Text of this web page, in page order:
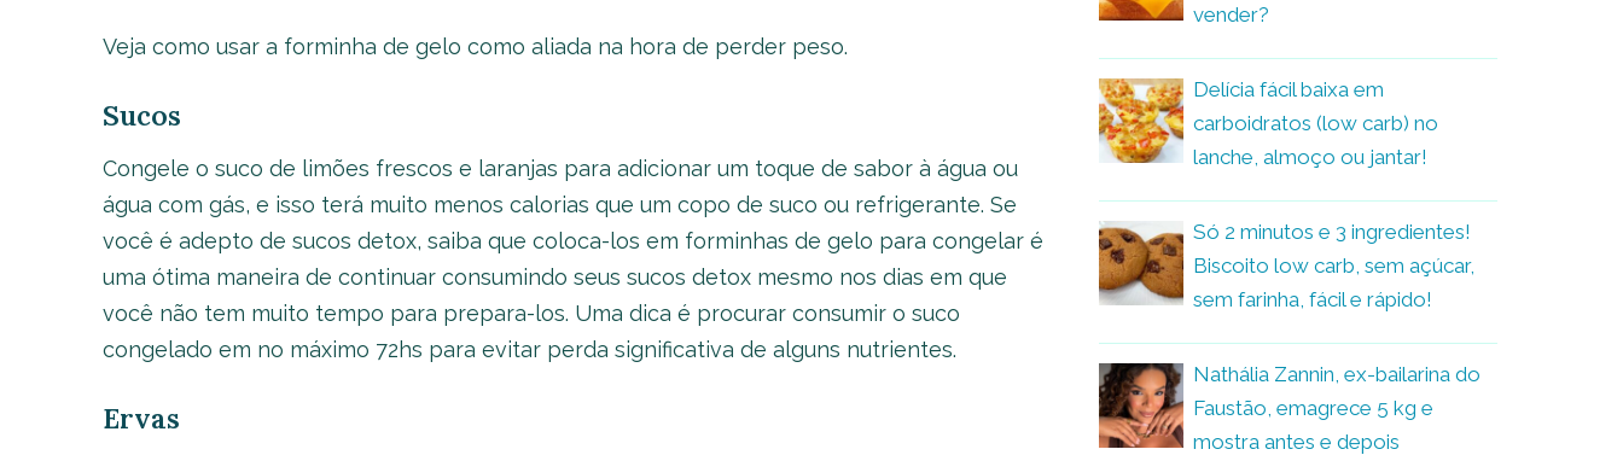
Veja como usar a forminha de gelo como aliada na hora de perder peso.
Sucos
Congele o suco de limões frescos e laranjas para adicionar um toque de sabor à água ou
água com gás, e isso terá muito menos calorias que um copo de suco ou refrigerante. Se
você é adepto de sucos detox, saiba que coloca-los em forminhas de gelo para congelar é
uma ótima maneira de continuar consumindo seus sucos detox mesmo nos dias em que
você não tem muito tempo para prepara-los. Uma dica é procurar consumir o suco
congelado em no máximo 72hs para evitar perda significativa de alguns nutrientes.
Ervas
vender?
Delícia fácil baixa em
carboidratos (low carb) no
lanche, almoço ou jantar!
Só 2 minutos e 3 ingredientes!
Biscoito low carb, sem açúcar,
sem farinha, fácil e rápido!
Nathália Zannin, ex-bailarina do
Faustão, emagrece 5 kg e
mostra antes e depois